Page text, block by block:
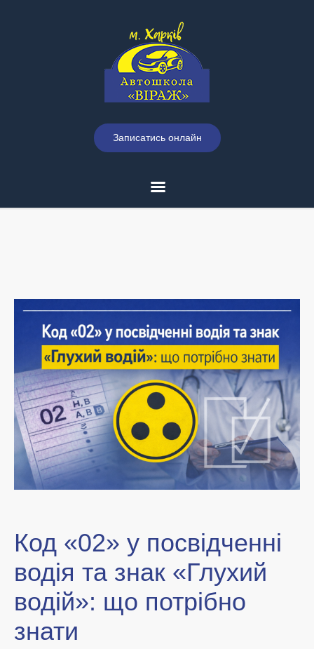
Записатись онлайн
Код «02» у посвідченні
водія та знак «Глухий
водій»: що потрібно
знати